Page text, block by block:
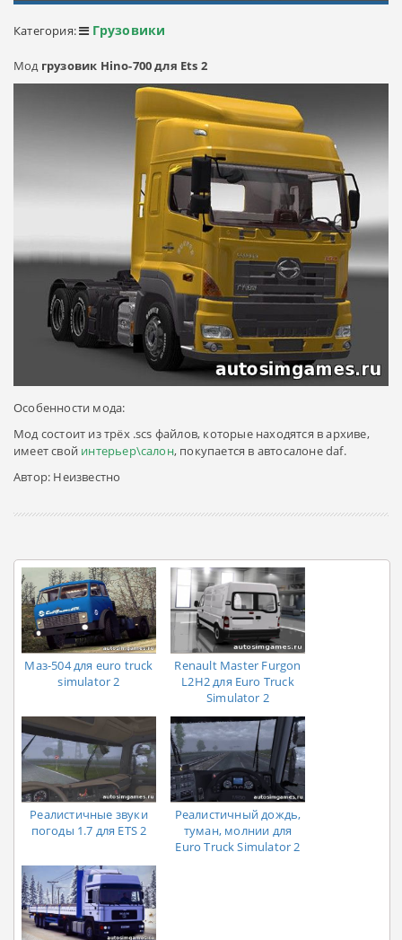
Категория: Грузовики
Мод грузовик Hino-700 для Ets 2
Особенности мода:
Мод состоит из трёх .scs файлов, которые находятся в архиве,
имеет свой интерьер\салон, покупается в автосалоне daf.
Автор: Неизвестно
Маз-504 для euro truck
simulator 2
Renault Master Furgon
L2H2 для Euro Truck
Simulator 2
Реалистичные звуки
погоды 1.7 для ETS 2
Реалистичный дождь,
туман, молнии для
Euro Truck Simulator 2